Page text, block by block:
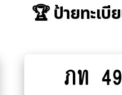
🏆 ป้ายทะเบี
to
ภท